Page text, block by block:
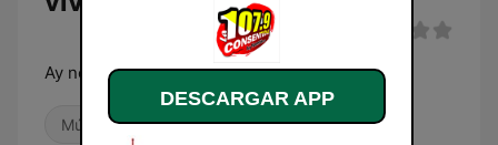
Ay nomas...
Música mexicana
DESCARGAR APP